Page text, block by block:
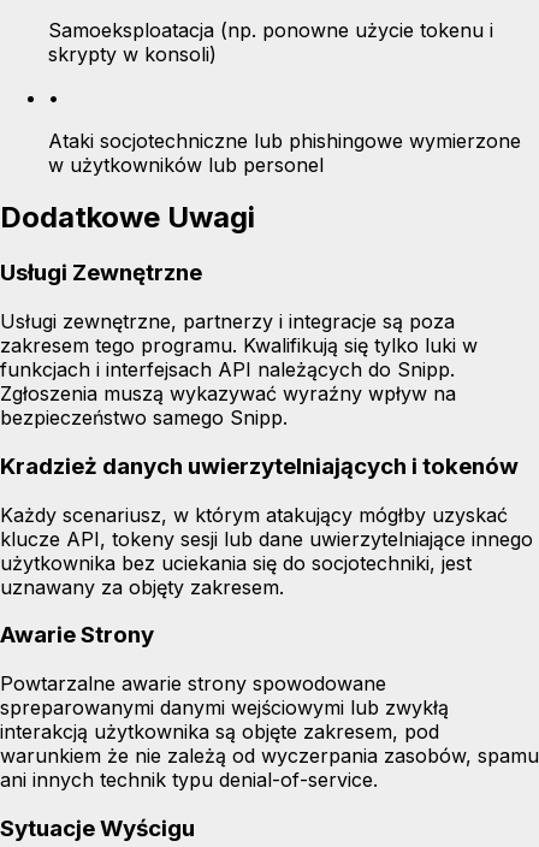
Samoeksploatacja (np. ponowne użycie tokenu i
skrypty w konsoli)
•
Ataki socjotechniczne lub phishingowe wymierzone
w użytkowników lub personel
Dodatkowe Uwagi
Usługi Zewnętrzne
Usługi zewnętrzne, partnerzy i integracje są poza
zakresem tego programu. Kwalifikują się tylko luki w
funkcjach i interfejsach API należących do Snipp.
Zgłoszenia muszą wykazywać wyraźny wpływ na
bezpieczeństwo samego Snipp.
Kradzież danych uwierzytelniających i tokenów
Każdy scenariusz, w którym atakujący mógłby uzyskać
klucze API, tokeny sesji lub dane uwierzytelniające innego
użytkownika bez uciekania się do socjotechniki, jest
uznawany za objęty zakresem.
Awarie Strony
Powtarzalne awarie strony spowodowane
spreparowanymi danymi wejściowymi lub zwykłą
interakcją użytkownika są objęte zakresem, pod
warunkiem że nie zależą od wyczerpania zasobów, spamu
ani innych technik typu denial-of-service.
Sytuacje Wyścigu